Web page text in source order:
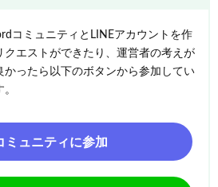
コミュニティとLINEアカウントを作
クエストができたり、運営者の考えが
かったら以下のボタンから参加してい
ミュニティに参加